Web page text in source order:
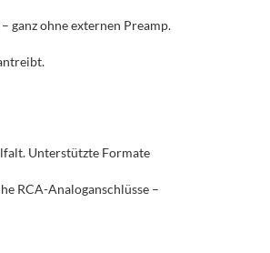
ganz ohne externen Preamp.
Unterstützte Formate
RCA-Analoganschlüsse –